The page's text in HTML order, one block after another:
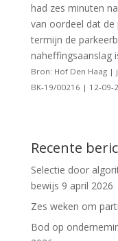
had zes minuten
van oordeel dat de
termijn de
naheffingsaanslag
Bron: Hof Den Haag |
BK-19/00216 | 12-09-
Recente
Selectie door
bewijs 9 april 2026
Zes weken om
Bod op